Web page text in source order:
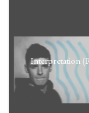
Interpretation